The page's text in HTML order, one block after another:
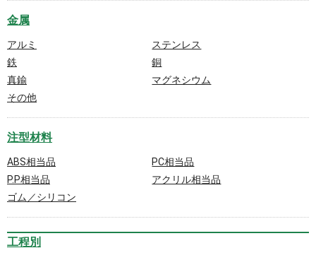
金属
アルミ
ステンレス
鉄
銅
真鍮
マグネシウム
その他
注型材料
ABS相当品
PC相当品
P.P相当品
アクリル相当品
ゴム／シリコン
工程別